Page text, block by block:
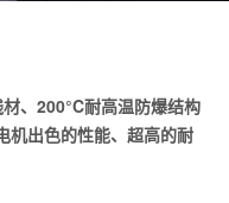
、200°C耐高温防爆结构
机出色的性能、超高的耐